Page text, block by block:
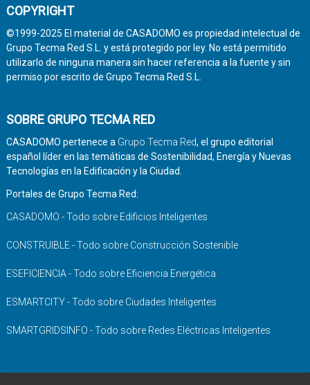
COPYRIGHT
©1999-2025 El material de CASADOMO es propiedad intelectual de
Grupo Tecma Red S.L. y está protegido por ley. No está permitido
utilizarlo de ninguna manera sin hacer referencia a la fuente y sin
permiso por escrito de Grupo Tecma Red S.L.
SOBRE GRUPO TECMA RED
CASADOMO pertenece a Grupo Tecma Red, el grupo editorial
español líder en las temáticas de Sostenibilidad, Energía y Nuevas
Tecnologías en la Edificación y la Ciudad.
Portales de Grupo Tecma Red:
CASADOMO - Todo sobre Edificios Inteligentes
CONSTRUIBLE - Todo sobre Construcción Sostenible
ESEFICIENCIA - Todo sobre Eficiencia Energética
ESMARTCITY - Todo sobre Ciudades Inteligentes
SMARTGRIDSINFO - Todo sobre Redes Eléctricas Inteligentes